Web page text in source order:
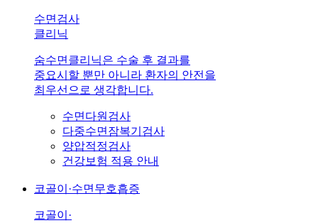
수면검사
클리닉
숨수면클리닉은 수술 후 결과를
중요시할 뿐만 아니라 환자의 안전을
최우선으로 생각합니다.
수면다원검사
다중수면잠복기검사
양압적정검사
건강보험 적용 안내
코골이·수면무호흡증
코골이·